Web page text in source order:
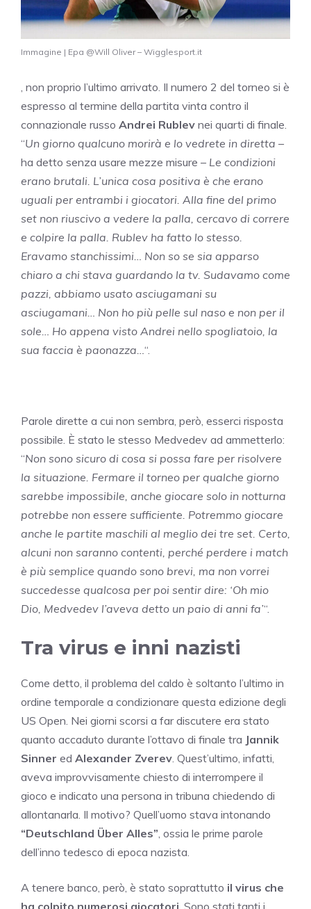
Immagine | Epa @Will Oliver – Wigglesport.it
, non proprio l’ultimo arrivato. Il numero 2 del torneo si è
espresso al termine della partita vinta contro il
connazionale russo Andrei Rublev nei quarti di finale.
“Un giorno qualcuno morirà e lo vedrete in diretta –
ha detto senza usare mezze misure – Le condizioni
erano brutali. L’unica cosa positiva è che erano
uguali per entrambi i giocatori. Alla fine del primo
set non riuscivo a vedere la palla, cercavo di correre
e colpire la palla. Rublev ha fatto lo stesso.
Eravamo stanchissimi… Non so se sia apparso
chiaro a chi stava guardando la tv. Sudavamo come
pazzi, abbiamo usato asciugamani su
asciugamani… Non ho più pelle sul naso e non per il
sole… Ho appena visto Andrei nello spogliatoio, la
sua faccia è paonazza…“.
Parole dirette a cui non sembra, però, esserci risposta
possibile. È stato le stesso Medvedev ad ammetterlo:
“Non sono sicuro di cosa si possa fare per risolvere
la situazione. Fermare il torneo per qualche giorno
sarebbe impossibile, anche giocare solo in notturna
potrebbe non essere sufficiente. Potremmo giocare
anche le partite maschili al meglio dei tre set. Certo,
alcuni non saranno contenti, perché perdere i match
è più semplice quando sono brevi, ma non vorrei
succedesse qualcosa per poi sentir dire: ‘Oh mio
Dio, Medvedev l’aveva detto un paio di anni fa’“.
Tra virus e inni nazisti
Come detto, il problema del caldo è soltanto l’ultimo in
ordine temporale a condizionare questa edizione degli
US Open. Nei giorni scorsi a far discutere era stato
quanto accaduto durante l’ottavo di finale tra Jannik
Sinner ed Alexander Zverev. Quest’ultimo, infatti,
aveva improvvisamente chiesto di interrompere il
gioco e indicato una persona in tribuna chiedendo di
allontanarla. Il motivo? Quell’uomo stava intonando
“Deutschland Über Alles”, ossia le prime parole
dell’inno tedesco di epoca nazista.
A tenere banco, però, è stato soprattutto il virus che